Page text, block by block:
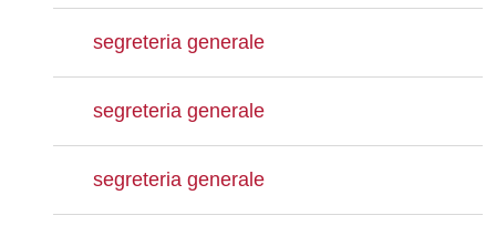
segreteria generale
segreteria generale
segreteria generale